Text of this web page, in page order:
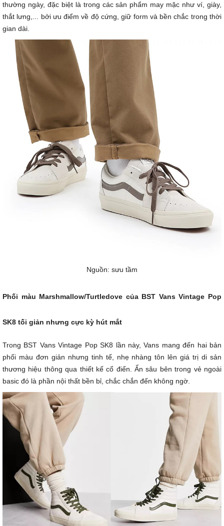
thường ngày, đặc biệt là trong các sản phẩm may mặc như ví, giày,
thắt lưng,... bởi ưu điểm về độ cứng, giữ form và bền chắc trong thời
gian dài.
Nguồn: sưu tầm
Phối màu Marshmallow/Turtledove của BST Vans Vintage Pop
SK8 tối giản nhưng cực kỳ hút mắt
Trong BST Vans Vintage Pop SK8 lần này, Vans mang đến hai bản
phối màu đơn giản nhưng tinh tế, nhẹ nhàng tôn lên giá trị di sản
thương hiệu thông qua thiết kế cổ điển. Ẩn sâu bên trong vẻ ngoài
basic đó là phần nội thất bền bỉ, chắc chắn đến không ngờ.